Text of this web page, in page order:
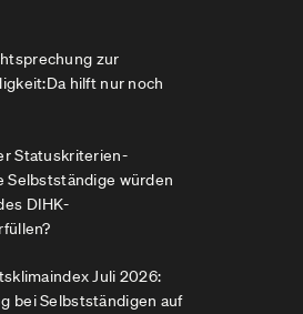
zur
hilft nur noch
Statuskriterien-
Selbstständige würden
DIHK-
Juli 2026:
bei Selbstständigen auf